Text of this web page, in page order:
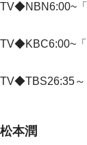
TV◆NBN6:00~「
TV◆KBC6:00~「
TV◆TBS26:35～
松本潤